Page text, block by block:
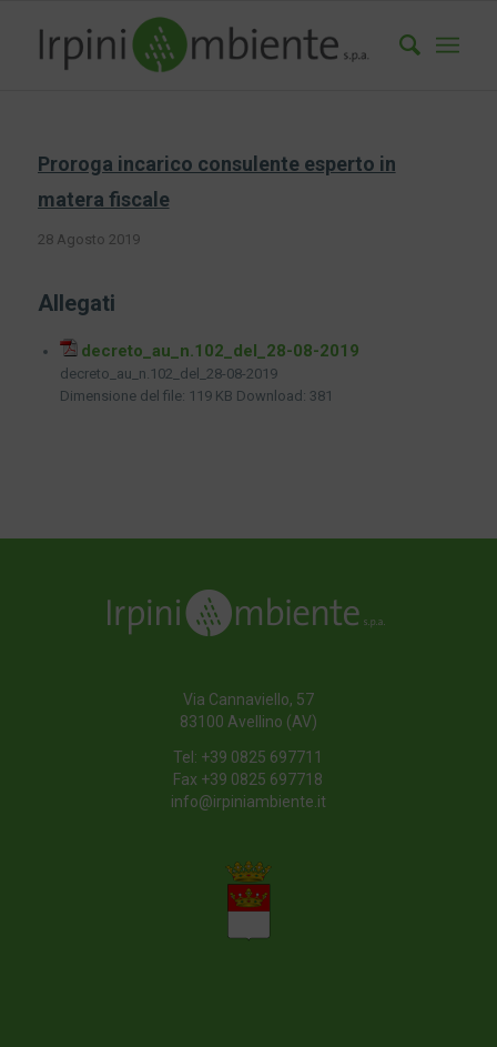
Proroga incarico consulente esperto in
matera fiscale
28 Agosto 2019
Allegati
decreto_au_n.102_del_28-08-2019
decreto_au_n.102_del_28-08-2019
Dimensione del file: 119 KB Download: 381
Via Cannaviello, 57
83100 Avellino (AV)
Tel: +39 0825 697711
Fax +39 0825 697718
info@irpiniambiente.it